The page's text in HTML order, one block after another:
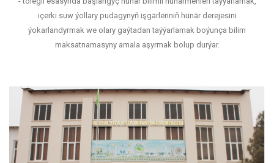
içerki suw ýollary pudagynyň işgärleriniň hünär derejesini
ýokarlandyrmak we olary gaýtadan taýýarlamak boýunça bilim
maksatnamasyny amala aşyrmak bolup durýar.